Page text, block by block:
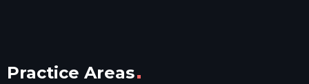
Practice Areas